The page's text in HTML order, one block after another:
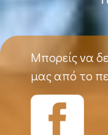
Μπορείς να
μας από το